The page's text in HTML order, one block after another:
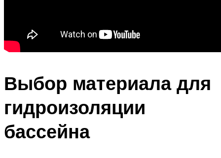
Выбор материала для
гидроизоляции
бассейна